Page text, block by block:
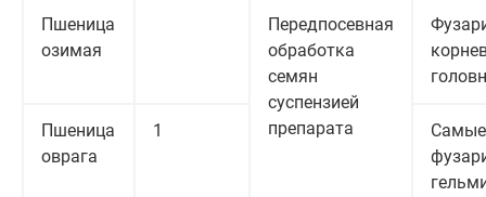
Пшеница
озимая
Передпосевная
обработка
семян
суспензией
препарата
Пшеница
оврага
1
Самые